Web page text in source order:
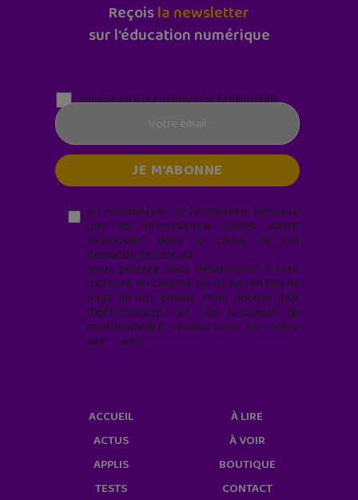
Reçoisla newsletter
sur l'éducation numérique
Parentalité numérique (le lundi matin)
En soumettant ce formulaire, j’accepte
que les informations saisies soient
exploitées* dans le cadre de ma
demande de contact.
Vous pouvez vous désabonner à tout
moment en cliquant sur le lien en bas de
page de nos emails. Pour obtenir plus
d'informations sur nos pratiques de
confidentialité, rendez-vous sur notre
site web
ACCUEIL
ACTUS
APPLIS
TESTS
À LIRE
À VOIR
BOUTIQUE
CONTACT